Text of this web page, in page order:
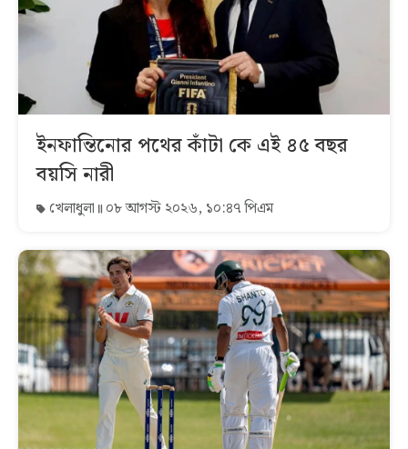
ইনফান্তিনোর পথের কাঁটা কে এই ৪৫ বছর
বয়সি নারী
খেলাধুলা ০৮ আগস্ট ২০২৬, ১০:৪৭ পিএম